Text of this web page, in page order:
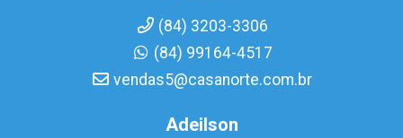
(84) 3203-3306
(84) 99164-4517
vendas5@casanorte.com.br
Adeilson